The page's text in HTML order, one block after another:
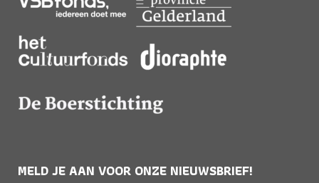
MELD JE AAN VOOR ONZE NIEUWSBRIEF!